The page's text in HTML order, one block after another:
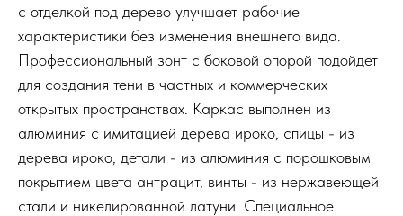
с отделкой под дерево улучшает рабочие
характеристики без изменения внешнего вида.
Профессиональный зонт с боковой опорой подойдет
для создания тени в частных и коммерческих
открытых пространствах. Каркас выполнен из
алюминия с имитацией дерева ироко, спицы - из
дерева ироко, детали - из алюминия с порошковым
покрытием цвета антрацит, винты - из нержавеющей
стали и никелированной латуни. Специальное